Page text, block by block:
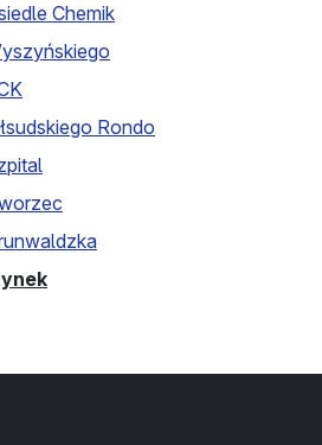
Chemik
Rondo
(przystanek końcowy)